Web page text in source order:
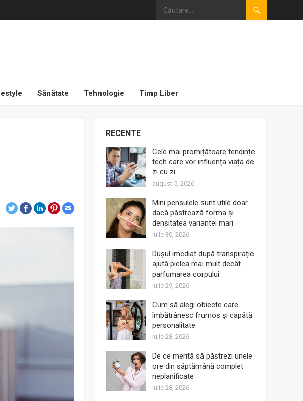
Sănătate Tehnologie Timp Liber
RECENTE
Cele mai promițătoare tendințe
tech care vor influența viața de
zi cu zi
august 5, 2026
Mini pensulele sunt utile doar
dacă păstrează forma și
densitatea variantei mari
iulie 30, 2026
Dușul imediat după transpirație
ajută pielea mai mult decât
parfumarea corpului
iulie 29, 2026
Cum să alegi obiecte care
îmbătrânesc frumos și capătă
personalitate
iulie 28, 2026
De ce merită să păstrezi unele
ore din săptămână complet
neplanificate
iulie 28, 2026